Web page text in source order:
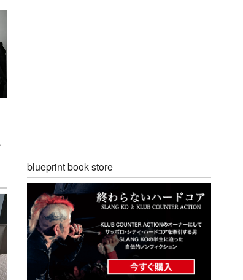
blueprint book store